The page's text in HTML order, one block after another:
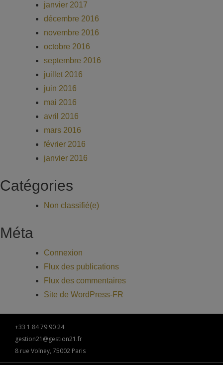
janvier 2017
décembre 2016
novembre 2016
octobre 2016
septembre 2016
juillet 2016
juin 2016
mai 2016
avril 2016
mars 2016
février 2016
janvier 2016
Catégories
Non classifié(e)
Méta
Connexion
Flux des publications
Flux des commentaires
Site de WordPress-FR
+33 1 84 79 90 24
gestion21@gestion21.fr
8 rue Volney, 75002 Paris